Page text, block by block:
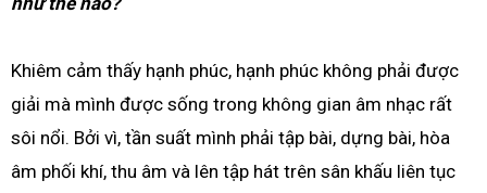
Khiêm cảm thấy hạnh phúc, hạnh phúc không phải được
giải mà mình được sống trong không gian âm nhạc rất
sôi nổi. Bởi vì, tần suất mình phải tập bài, dựng bài, hòa
âm phối khí, thu âm và lên tập hát trên sân khấu liên tục